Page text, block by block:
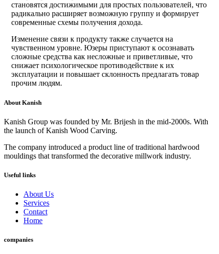
становятся достижимыми для простых пользователей, что
радикально расширяет возможную группу и формирует
современные схемы получения дохода.
Изменение связи к продукту также случается на
чувственном уровне. Юзеры приступают к осознавать
сложные средства как несложные и приветливые, что
снижает психологическое противодействие к их
эксплуатации и повышает склонность предлагать товар
прочим людям.
About Kanish
Kanish Group was founded by Mr. Brijesh in the mid-2000s. With
the launch of Kanish Wood Carving.
The company introduced a product line of traditional hardwood
mouldings that transformed the decorative millwork industry.
Useful links
About Us
Services
Contact
Home
companies